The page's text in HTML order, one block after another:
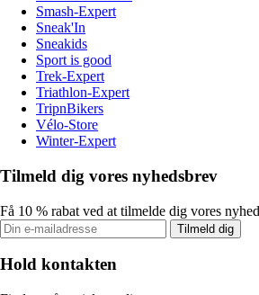
Smash-Expert
Sneak'In
Sneakids
Sport is good
Trek-Expert
Triathlon-Expert
TripnBikers
Vélo-Store
Winter-Expert
Tilmeld dig vores nyhedsbrev
Få 10 % rabat ved at tilmelde dig vores
Tilmeld dig
Hold kontakten